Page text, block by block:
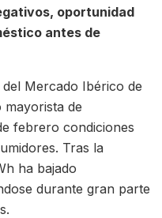
oportunidad
antes de
Mercado Ibérico de
mayorista de
febrero condiciones
Tras la
ha bajado
durante gran parte